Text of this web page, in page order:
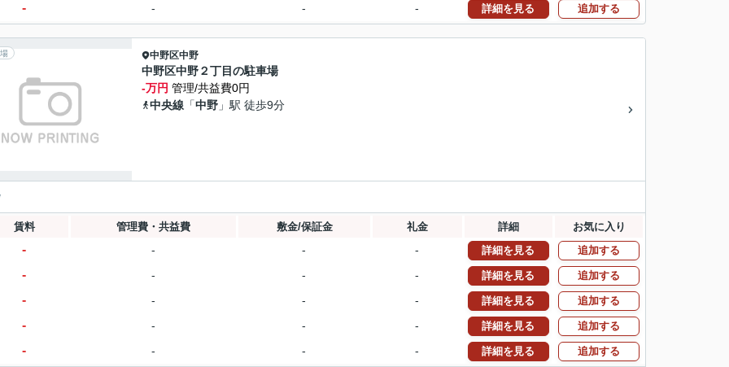
- - - - 詳細を見る 追加する
中野区中野
中野区中野２丁目の駐車場
-万円 管理/共益費0円
中央線 「中野 」駅 徒歩9分
賃料 管理費・共益費 敷金/保証金 礼金 詳細 お気に入り
- - - - 詳細を見る 追加する
- - - - 詳細を見る 追加する
- - - - 詳細を見る 追加する
- - - - 詳細を見る 追加する
- - - - 詳細を見る 追加する